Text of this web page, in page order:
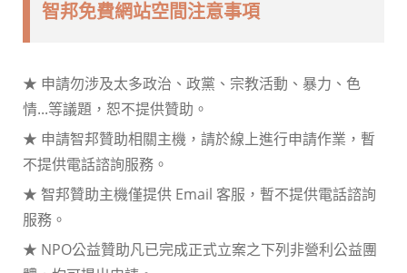
智邦免費網站空間注意事項
★ 申請勿涉及太多政治、政黨、宗教活動、暴力、色
情...等議題，恕不提供贊助。
★ 申請智邦贊助相關主機，請於線上進行申請作業，暫
不提供電話諮詢服務。
★ 智邦贊助主機僅提供 Email 客服，暫不提供電話諮詢
服務。
★ NPO公益贊助凡已完成正式立案之下列非營利公益團